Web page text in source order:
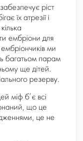
ріст
їх атрезії і
ембріони для
ми
багатьом парам
ще дітей.
резерву.
міф б’є всі
що це
це не